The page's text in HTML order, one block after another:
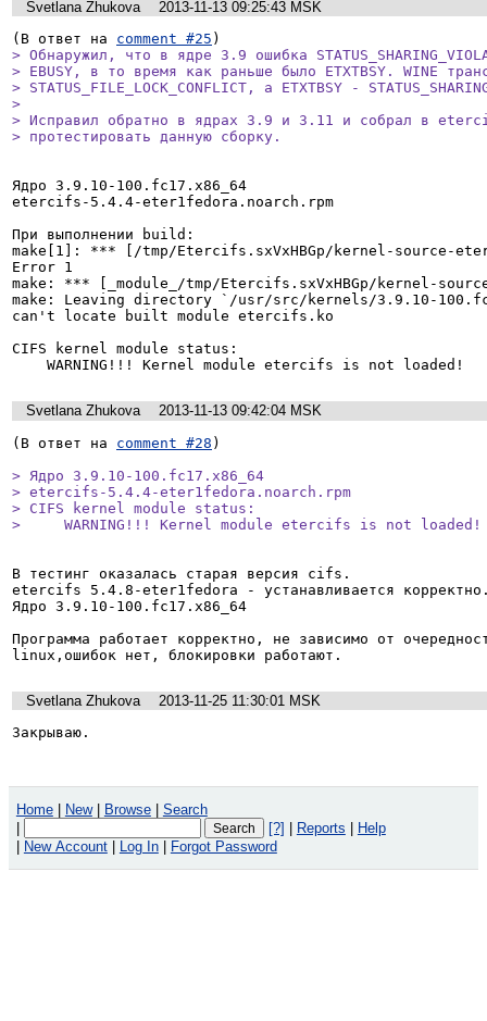
Svetlana Zhukova
2013-11-13 09:25:43 MSK
(В ответ на comment #25
> Обнаружил, что в ядре 3.9 ошибка
> EBUSY, в то время как раньше было ETXTBSY. WINE
> STATUS_FILE_LOCK_CONFLICT, а ETXTBSY -
>
> Исправил обратно в ядрах 3.9 и 3.11 и собрал в
> протестировать данную сборку.
Ядро 3.9.10-100.fc17.x86_64
etercifs-5.4.4-eter1fedora.noarch.rpm
При выполнении build:
make[1]: *** [/tmp/Etercifs.sxVxHBGp/kernel-source-
Error 1
make: *** [_module_/tmp/Etercifs.sxVxHBGp/kernel-
make: Leaving directory `/usr/src/kernels/3.9.10-
can't locate built module etercifs.ko
CIFS kernel module status:
    WARNING!!! Kernel module etercifs is not loaded!
Svetlana Zhukova
2013-11-13 09:42:04 MSK
(В ответ на comment #28 )
> Ядро 3.9.10-100.fc17.x86_64
> etercifs-5.4.4-eter1fedora.noarch.rpm
> CIFS kernel module status:
>     WARNING!!! Kernel module etercifs is not loaded!
В тестинг оказалась старая версия cifs.
etercifs 5.4.8-eter1fedora - устанавливается
Ядро 3.9.10-100.fc17.x86_64
Программа работает корректно, не зависимо от
linux,ошибок нет, блокировки работают.
Svetlana Zhukova
2013-11-25 11:30:01 MSK
Закрываю.
Home New Browse
Search
[?] Reports
Help
New Account Log In Forgot Password